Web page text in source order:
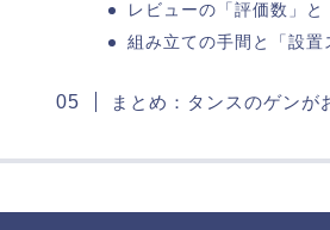
レビューの「評価数」
組み立ての手間と「設
まとめ：タンスのゲンが